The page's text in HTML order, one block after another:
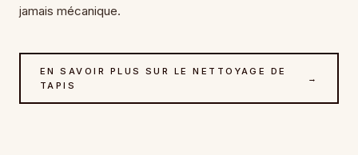
jamais mécanique.
EN SAVOIR PLUS SUR LE NETTOYAGE DE
TAPIS
→